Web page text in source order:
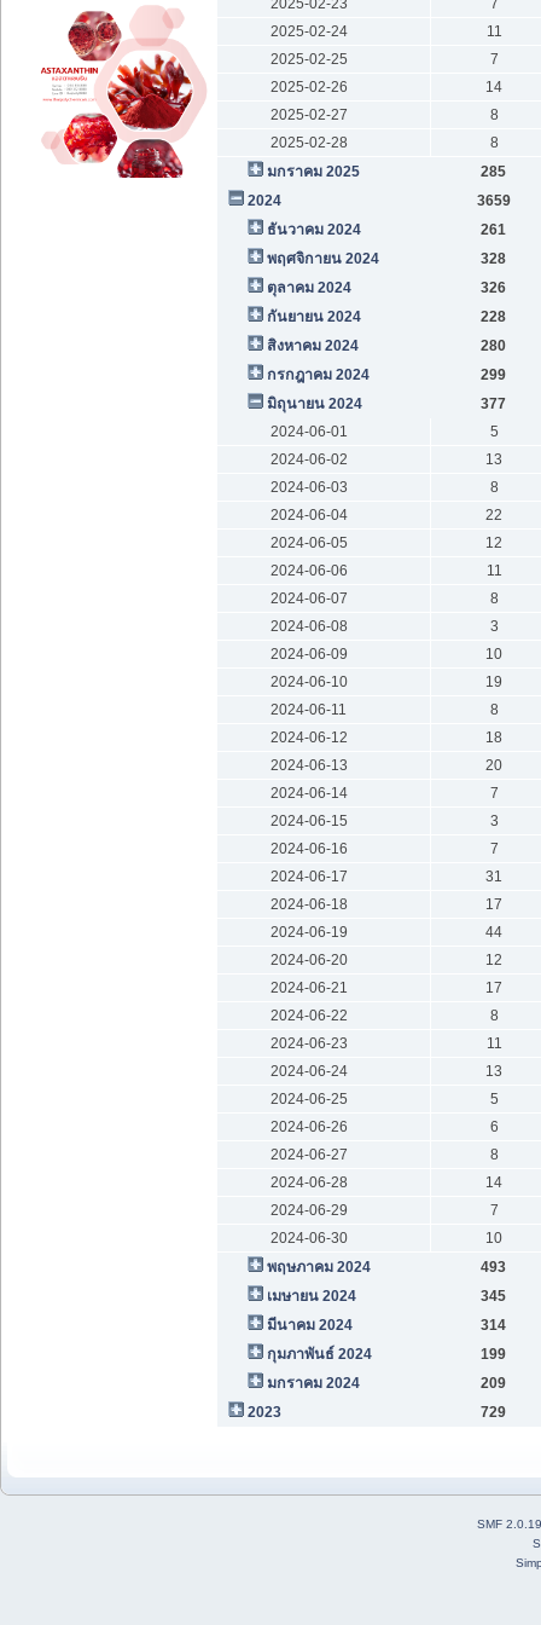
2025-02-23
7
2025-02-24
11
2025-02-25
7
2025-02-26
14
2025-02-27
8
2025-02-28
8
มกราคม 2025
285
2024
3659
ธันวาคม 2024
261
พฤศจิกายน 2024
328
ตุลาคม 2024
326
กันยายน 2024
228
สิงหาคม 2024
280
กรกฎาคม 2024
299
มิถุนายน 2024
377
2024-06-01
5
2024-06-02
13
2024-06-03
8
2024-06-04
22
2024-06-05
12
2024-06-06
11
2024-06-07
8
2024-06-08
3
2024-06-09
10
2024-06-10
19
2024-06-11
8
2024-06-12
18
2024-06-13
20
2024-06-14
7
2024-06-15
3
2024-06-16
7
2024-06-17
31
2024-06-18
17
2024-06-19
44
2024-06-20
12
2024-06-21
17
2024-06-22
8
2024-06-23
11
2024-06-24
13
2024-06-25
5
2024-06-26
6
2024-06-27
8
2024-06-28
14
2024-06-29
7
2024-06-30
10
พฤษภาคม 2024
493
เมษายน 2024
345
มีนาคม 2024
314
กุมภาพันธ์ 2024
199
มกราคม 2024
209
2023
729
SMF 2.0.19